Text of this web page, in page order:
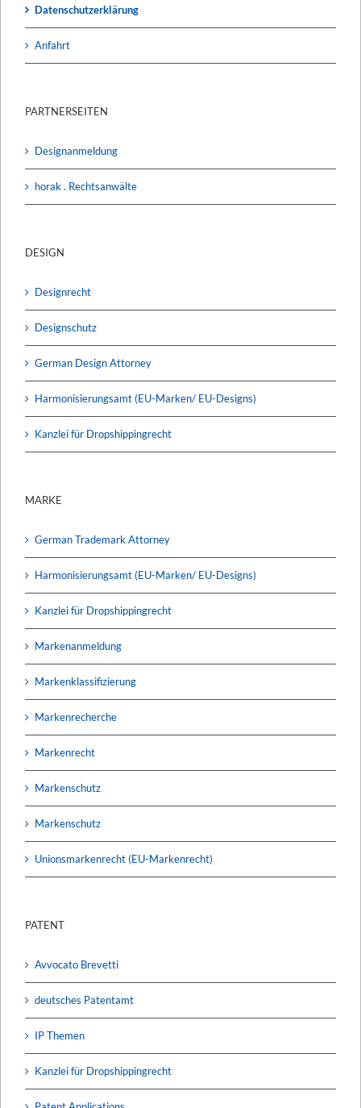
Datenschutzerklärung
Anfahrt
PARTNERSEITEN
Designanmeldung
horak . Rechtsanwälte
DESIGN
Designrecht
Designschutz
German Design Attorney
Harmonisierungsamt (EU-Marken/ EU-Designs)
Kanzlei für Dropshippingrecht
MARKE
German Trademark Attorney
Harmonisierungsamt (EU-Marken/ EU-Designs)
Kanzlei für Dropshippingrecht
Markenanmeldung
Markenklassifizierung
Markenrecherche
Markenrecht
Markenschutz
Markenschutz
Unionsmarkenrecht (EU-Markenrecht)
PATENT
Avvocato Brevetti
deutsches Patentamt
IP Themen
Kanzlei für Dropshippingrecht